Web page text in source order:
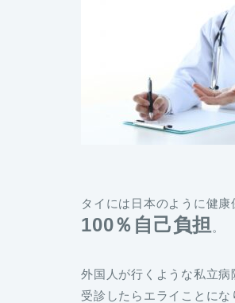
タイには日本のように健康
100％自己負担 。
外国人が行くような私立病
受診したらエライことにな